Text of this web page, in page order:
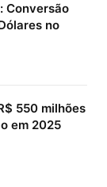
Conversão
no
550 milhões
em 2025